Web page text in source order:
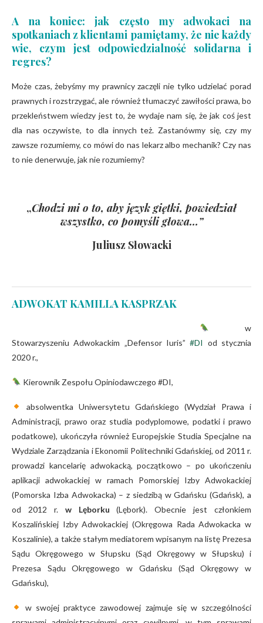
A na koniec: jak często my adwokaci na
spotkaniach z klientami pamiętamy, że nie każdy
wie, czym jest odpowiedzialność solidarna i
regres?
Może czas, żebyśmy my prawnicy zaczęli nie tylko udzielać porad
prawnych i rozstrzygać, ale również tłumaczyć zawiłości prawa, bo
przekleństwem wiedzy jest to, że wydaje nam się, że jak coś jest
dla nas oczywiste, to dla innych też. Zastanówmy się, czy my
zawsze rozumiemy, co mówi do nas lekarz albo mechanik? Czy nas
to nie denerwuje, jak nie rozumiemy?
„Chodzi mi o to, aby język giętki, powiedział
wszystko, co pomyśli głowa…”
Juliusz Słowacki
ADWOKAT KAMILLA KASPRZAK
w
Stowarzyszeniu Adwokackim „Defensor Iuris”#DI od stycznia
2020 r.,
Kierownik Zespołu Opiniodawczego #DI,
absolwentka Uniwersytetu Gdańskiego (Wydział Prawa i
Administracji, prawo oraz studia podyplomowe, podatki i prawo
podatkowe), ukończyła również Europejskie Studia Specjalne na
Wydziale Zarządzania i Ekonomii Politechniki Gdańskiej, od 2011 r.
prowadzi kancelarię adwokacką, początkowo – po ukończeniu
aplikacji adwokackiej w ramach Pomorskiej Izby Adwokackiej
(Pomorska Izba Adwokacka) – z siedzibą w Gdańsku (Gdańsk), a
od 2012 r. w Lęborku (Lębork). Obecnie jest członkiem
Koszalińskiej Izby Adwokackiej (Okręgowa Rada Adwokacka w
Koszalinie), a także stałym mediatorem wpisanym na listę Prezesa
Sądu Okręgowego w Słupsku (Sąd Okręgowy w Słupsku) i
Prezesa Sądu Okręgowego w Gdańsku (Sąd Okręgowy w
Gdańsku),
w swojej praktyce zawodowej zajmuje się w szczególności